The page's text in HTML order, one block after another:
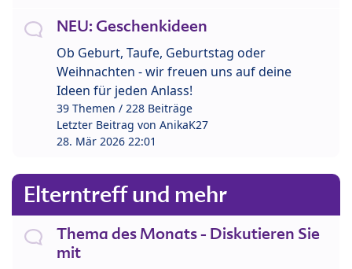
NEU: Geschenkideen
Ob Geburt, Taufe, Geburtstag oder
Weihnachten - wir freuen uns auf deine
Ideen für jeden Anlass!
39 Themen / 228 Beiträge
Letzter Beitrag von AnikaK27
28. Mär 2026 22:01
Elterntreff und mehr
Thema des Monats - Diskutieren Sie
mit